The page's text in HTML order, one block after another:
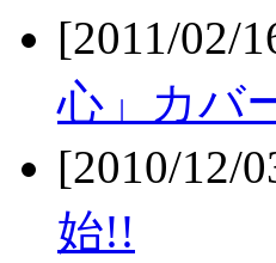
[2011/02/
心」カバ
[2010/12/
始!!